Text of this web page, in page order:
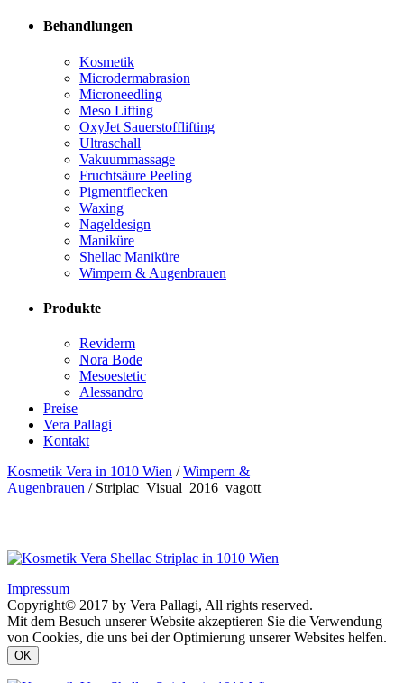
Behandlungen
Kosmetik
Microdermabrasion
Microneedling
Meso Lifting
OxyJet Sauerstofflifting
Ultraschall
Vakuummassage
Fruchtsäure Peeling
Pigmentflecken
Waxing
Nageldesign
Maniküre
Shellac Maniküre
Wimpern & Augenbrauen
Produkte
Reviderm
Nora Bode
Mesoestetic
Alessandro
Preise
Vera Pallagi
Kontakt
Kosmetik Vera in 1010 Wien /Wimpern &
Augenbrauen / Striplac_Visual_2016_vagott
Impressum
Copyright© 2017 by Vera Pallagi, All rights reserved.
Mit dem Besuch unserer Website akzeptieren Sie die Verwendung
von Cookies, die uns bei der Optimierung unserer Websites helfen.
OK